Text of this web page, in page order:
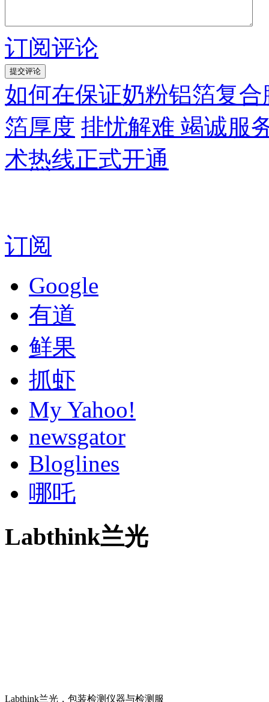
订阅评论
如何在保证奶粉铝箔复
箔厚度 排忧解难 竭诚服
术热线正式开通
订阅
Google
有道
鲜果
抓虾
My Yahoo!
newsgator
Bloglines
哪吒
Labthink兰光
Labthink兰光，包装检测仪器与检测服